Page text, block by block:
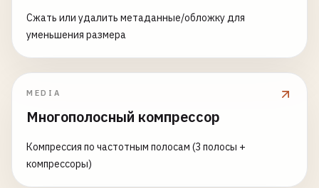
Сжать или удалить метаданные/обложку для
уменьшения размера
MEDIA
Многополосный компрессор
Компрессия по частотным полосам (3 полосы +
компрессоры)